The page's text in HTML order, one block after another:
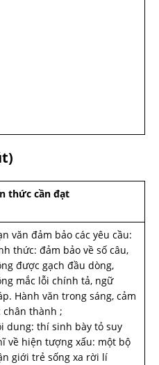
thức cần đạt
văn đảm bảo các yêu cầu:
thức: đảm bảo về số câu,
được gạch đầu dòng,
mắc lỗi chính tả, ngữ
Hành văn trong sáng, cảm
chân thành ;
dung: thí sinh bày tỏ suy
về hiện tượng xấu: một bộ
giới trẻ sống xa rời lí